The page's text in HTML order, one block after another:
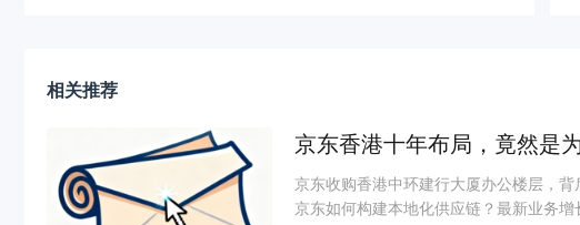
相关推荐
京东香港十年布局，竟然是
京东收购香港中环建行大厦办公楼层，
京东如何构建本地化供应链？最新业务增